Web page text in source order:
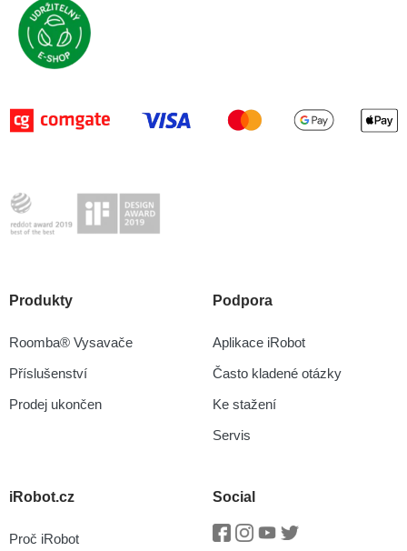
Produkty
Roomba® Vysavače
Příslušenství
Prodej ukončen
Podpora
Aplikace iRobot
Často kladené otázky
Ke stažení
Servis
iRobot.cz
Proč iRobot
Social
Facebook
Instagram
Youtube